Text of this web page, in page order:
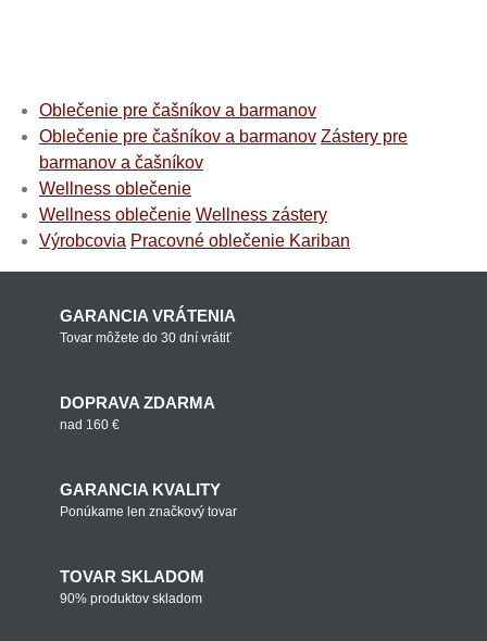
Oblečenie pre čašníkov a barmanov
Oblečenie pre čašníkov a barmanov Zástery pre
barmanov a čašníkov
Wellness oblečenie
Wellness oblečenie Wellness zástery
Výrobcovia Pracovné oblečenie Kariban
GARANCIA VRÁTENIA
Tovar môžete do 30 dní vrátiť
DOPRAVA ZDARMA
nad 160 €
GARANCIA KVALITY
Ponúkame len značkový tovar
TOVAR SKLADOM
90% produktov skladom